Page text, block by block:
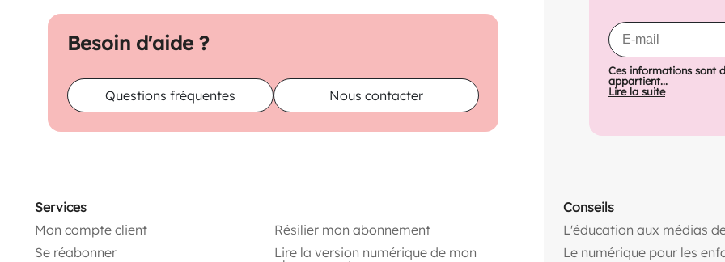
Besoin d'aide ?
Questions fréquentes Nous contacter
Ces informations sont
appartient...
Lire la suite
Services
Mon compte client
Se réabonner
Résilier mon abonnement
Lire la version numérique de mon
Conseils
L'éducation aux médias
Le numérique pour les